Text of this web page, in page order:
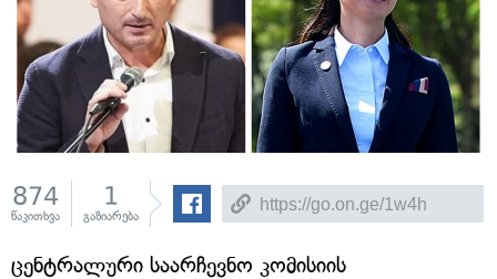
874
წაკითხვა
1
გაზიარება
ცენტრალური საარჩევნო კომისიის